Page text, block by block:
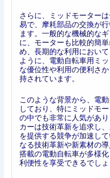
さらに、ミッドモーター
易で、摩耗部品の交換が
ます。一般的な機械的な
に、モーターも比較的簡
め、長期的な利用におい
ように、電動自転車用ミ
な優位性や利用の便利さ
持されています。
このような背景から、電
しており、特にミッドモ
の中でも非常に人気があ
カーは技術革新を追求し
を提供する競争が加速し
なる技術革新や新素材の
搭載の電動自転車が多様
利便性を享受できるでしょ